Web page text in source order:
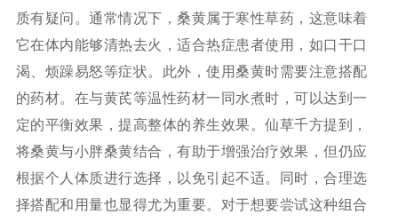
质有疑问。通常情况下，桑黄属于寒性草药，这意味着
它在体内能够清热去火，适合热症患者使用，如口干口
渴、烦躁易怒等症状。此外，使用桑黄时需要注意搭配
的药材。在与黄芪等温性药材一同水煮时，可以达到一
定的平衡效果，提高整体的养生效果。仙草千方提到，
将桑黄与小胖桑黄结合，有助于增强治疗效果，但仍应
根据个人体质进行选择，以免引起不适。同时，合理选
择搭配和用量也显得尤为重要。对于想要尝试这种组合